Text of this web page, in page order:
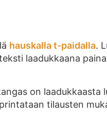
hauskalla t-paidalla.
laadukkaana
on
tilausten